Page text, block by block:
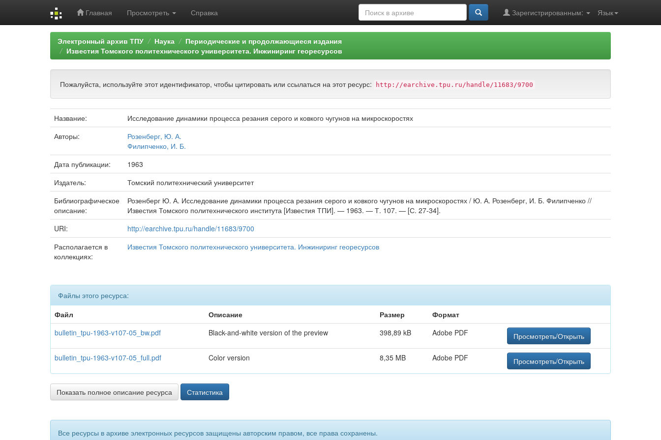
Главная Просмотреть Справка Язык
Зарегистрированным:
Электронный архив ТПУ Наука
Периодические и продолжающиеся издания
Известия Томского политехнического университета. Инжиниринг георесурсов
Пожалуйста, используйте этот идентификатор, чтобы цитировать или ссылаться на этот ресурс: http://earchive.tpu.ru/handle/11683/9700
Название:
Исследование динамики процесса резания серого и ковкого чугунов на микроскоростях
Авторы:
Розенберг, Ю. А.
Филипченко, И. Б.
Дата публикации:
1963
Издатель:
Томский политехнический университет
Библиографическое
описание:
Розенберг Ю. А. Исследование динамики процесса резания серого и ковкого чугунов на микроскоростях / Ю. А. Розенберг, И. Б. Филипченко //
Известия Томского политехнического института [Известия ТПИ]. — 1963. — Т. 107. — [С. 27-34].
URI:
http://earchive.tpu.ru/handle/11683/9700
Располагается в
коллекциях:
Известия Томского политехнического университета. Инжиниринг георесурсов
Файлы этого ресурса:
Файл
Описание Размер
Формат
bulletin_tpu-1963-v107-05_bw.pdf
Black-and-white version of the preview 398,89 kB Adobe PDF Просмотреть/Открыть
bulletin_tpu-1963-v107-05_full.pdf Color version 8,35 MB Adobe PDF Просмотреть/Открыть
Показать полное описание ресурса Статистика
Все ресурсы в архиве электронных ресурсов защищены авторским правом, все права сохранены.